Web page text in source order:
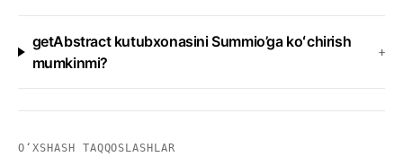
getAbstract kutubxonasini Summio’ga koʻchirish
mumkinmi?
+
OʻXSHASH TAQQOSLASHLAR